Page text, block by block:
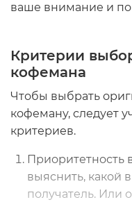
ваше внимание и
Критерии
кофемана
Чтобы выбрать
кофеману, следует
критериев.
Приоритетность
выяснить, какой
получатель. Или